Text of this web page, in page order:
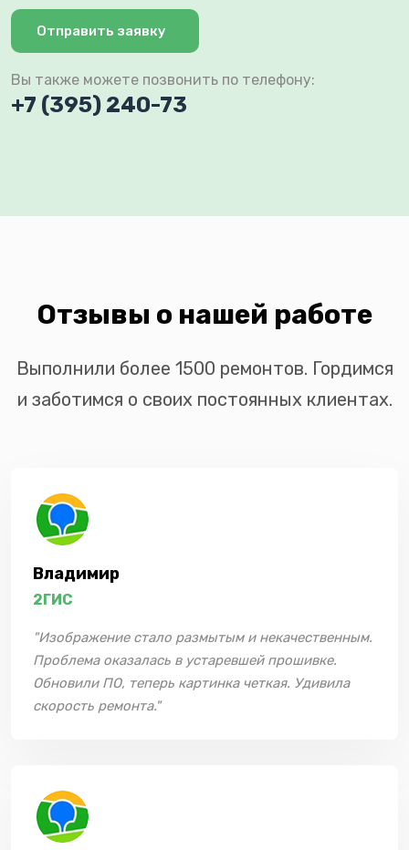
Отправить заявку
Вы также можете позвонить по телефону:
+7 (395) 240-73
Отзывы о нашей работе
Выполнили более 1500 ремонтов. Гордимся
и заботимся о своих постоянных клиентах.
Владимир
2ГИС
"Изображение стало размытым и некачественным.
Проблема оказалась в устаревшей прошивке.
Обновили ПО, теперь картинка четкая. Удивила
скорость ремонта."